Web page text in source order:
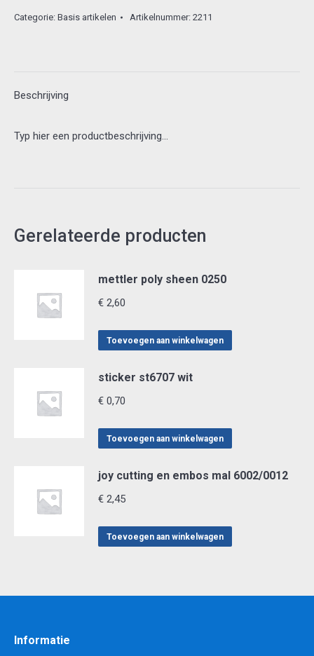
aantal
Categorie: Basis artikelen Artikelnummer: 2211
Beschrijving
Typ hier een productbeschrijving…
Gerelateerde producten
mettler poly sheen 0250
€ 2,60
Toevoegen aan winkelwagen
sticker st6707 wit
€ 0,70
Toevoegen aan winkelwagen
joy cutting en embos mal 6002/0012
€ 2,45
Toevoegen aan winkelwagen
Informatie